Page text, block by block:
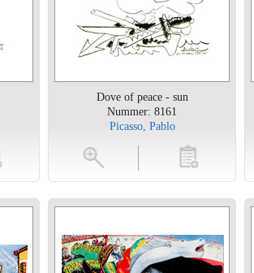
Dove of peace - sun
Nummer: 8161
Picasso, Pablo
toevoegen vergroten